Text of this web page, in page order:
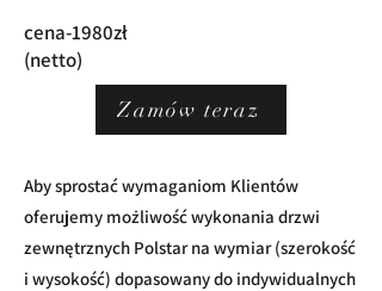
cena-1980zł
(netto)
Zamów teraz
Aby sprostać wymaganiom Klientów
oferujemy możliwość wykonania drzwi
zewnętrznych Polstar na wymiar (szerokość
i wysokość) dopasowany do indywidualnych